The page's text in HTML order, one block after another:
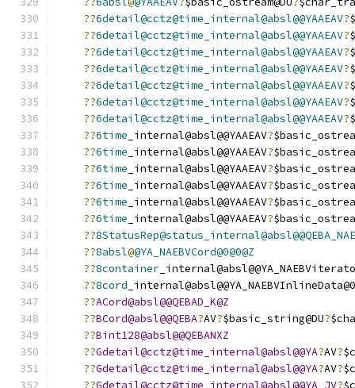
??6detail@cctz@time_internal@absl@@YAAEAV?
??6detail@cctz@time_internal@absl@@YAAEAV?
??6detail@cctz@time_internal@absl@@YAAEAV?
??6detail@cctz@time_internal@absl@@YAAEAV?
??6detail@cctz@time_internal@absl@@YAAEAV?
??6detail@cctz@time_internal@absl@@YAAEAV?
??6detail@cctz@time_internal@absl@@YAAEAV?
??6time _internal@absl@@YAAEAV?
??6time _internal@absl@@YAAEAV?
??6time _internal@absl@@YAAEAV?
??6time _internal@absl@@YAAEAV?
??6time _internal@absl@@YAAEAV?
??6time _internal@absl@@YAAEAV?
??
??8absl@@YA_NAEBVCord@0@0@Z
??8container
??8cord
??ACord@absl@@QEBAD_K@Z
??BCord@absl@@QEBA?AV?$basic_string@DU?
??Bint128@absl@@QEBANXZ
??Gdetail@cctz@time_internal@absl@@YA?AV?
??Gdetail@cctz@time_internal@absl@@YA?AV?
??Gdetail@cctz@time_internal@absl@@YA_JV?